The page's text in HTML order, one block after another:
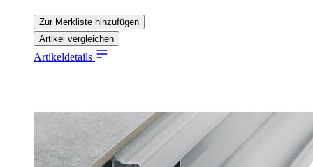
Zur Merkliste hinzufügen
Artikel vergleichen
Artikeldetails